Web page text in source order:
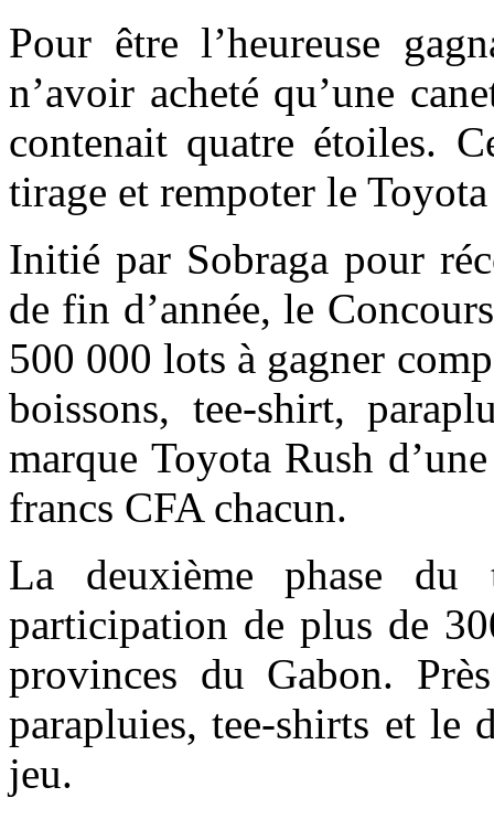
Pour être l’heureuse
n’avoir acheté qu’une
contenait quatre étoiles.
tirage et rempoter le
Initié par Sobraga pour
de fin d’année, le
500 000 lots à gagner
boissons, tee-shirt,
marque Toyota Rush
francs CFA chacun.
La deuxième phase
participation de plus de
provinces du Gabon.
parapluies, tee-shirts et le
jeu.